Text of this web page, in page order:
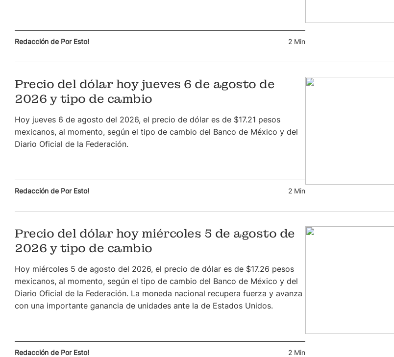
Redacción de Por Esto! 2 Min
Precio del dólar hoy jueves 6 de agosto de
2026 y tipo de cambio
Hoy jueves 6 de agosto del 2026, el precio de dólar es de $17.21 pesos
mexicanos, al momento, según el tipo de cambio del Banco de México y del
Diario Oficial de la Federación.
Redacción de Por Esto! 2 Min
Precio del dólar hoy miércoles 5 de agosto de
2026 y tipo de cambio
Hoy miércoles 5 de agosto del 2026, el precio de dólar es de $17.26 pesos
mexicanos, al momento, según el tipo de cambio del Banco de México y del
Diario Oficial de la Federación. La moneda nacional recupera fuerza y avanza
con una importante ganancia de unidades ante la de Estados Unidos.
Redacción de Por Esto! 2 Min